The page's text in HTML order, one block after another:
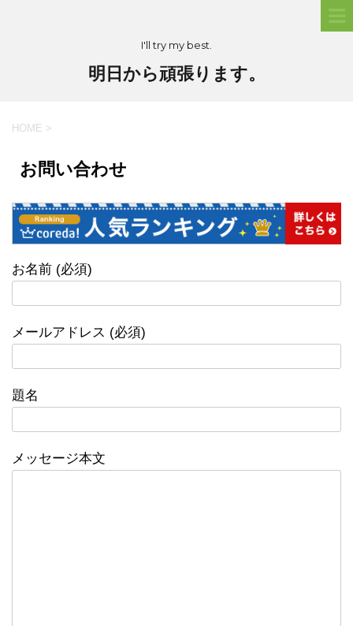
I'll try my best.
明日から頑張ります。
HOME >
お問い合わせ
お名前 (必須)
メールアドレス (必須)
題名
メッセージ本文